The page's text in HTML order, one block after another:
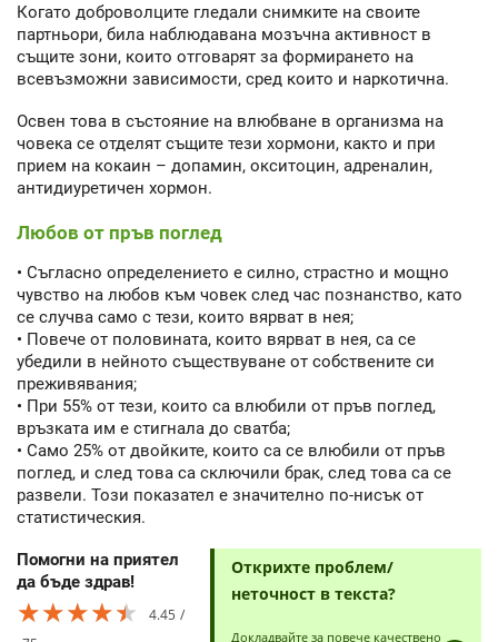
Когато доброволците гледали снимките на своите
партньори, била наблюдавана мозъчна активност в
същите зони, които отговарят за формирането на
всевъзможни зависимости, сред които и наркотична.
Освен това в състояние на влюбване в организма на
човека се отделят същите тези хормони, както и при
прием на кокаин – допамин, окситоцин, адреналин,
антидиуретичен хормон.
Любов от пръв поглед
• Съгласно определението е силно, страстно и мощно
чувство на любов към човек след час познанство, като
се случва само с тези, които вярват в нея;
• Повече от половината, които вярват в нея, са се
убедили в нейното съществуване от собствените си
преживявания;
• При 55% от тези, които са влюбили от пръв поглед,
връзката им е стигнала до сватба;
• Само 25% от двойките, които са се влюбили от пръв
поглед, и след това са сключили брак, след това са се
развели. Този показател е значително по-нисък от
статистическия.
Помогни на приятел
да бъде здрав!
★★★★★
★★★★★
★★★★★
4.45
Открихте проблем/
неточност в текста?
Докладвайте за повече качествено